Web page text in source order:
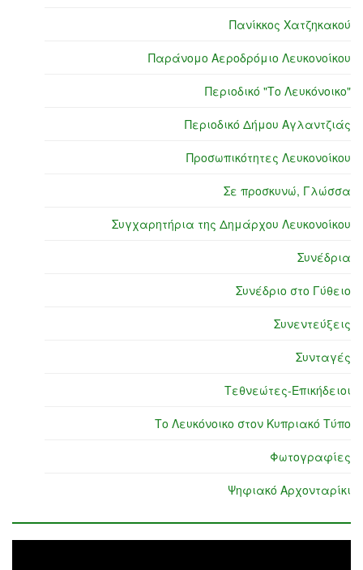
Πανίκκος Χατζηκακού
Παράνομο Αεροδρόμιο Λευκονοίκου
Περιοδικό "Το Λευκόνοικο"
Περιοδικό Δήμου Αγλαντζιάς
Προσωπικότητες Λευκονοίκου
Σε προσκυνώ, Γλώσσα
Συγχαρητήρια της Δημάρχου Λευκονοίκου
Συνέδρια
Συνέδριο στο Γύθειο
Συνεντεύξεις
Συνταγές
Τεθνεώτες-Επικήδειοι
Το Λευκόνοικο στον Κυπριακό Τύπο
Φωτογραφίες
Ψηφιακό Αρχονταρίκι